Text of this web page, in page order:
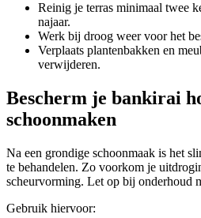
Reinig je terras minimaal twee
najaar.
Werk bij droog weer voor het
Verplaats plantenbakken en
verwijderen.
Bescherm je bankirai
schoonmaken
Na een grondige schoonmaak is het
te behandelen. Zo voorkom je
scheurvorming. Let op bij onderhoud
Gebruik hiervoor: